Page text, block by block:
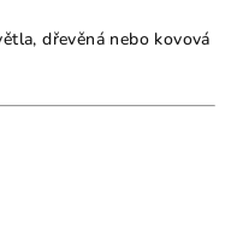
dřevěná nebo kovová